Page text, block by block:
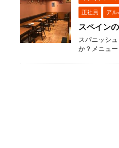
正社員 アル
スペイン
スパニッシ
か？メニュ